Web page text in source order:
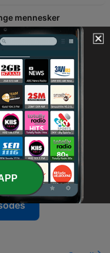
mennesker
I denne episode af 'Borgerligt Tabloid' møder vi 'Baronen af Øresund', en anonym profil på X, der retter skarp kritik mod dansk ulandsbistand. Gæsten gennemgår specifikke eksempler på puljeordninger under Udenrigsministeriet og stiller spørgsmålstegn ved de økonomiske prioriteringer i projekter relateret til blandt andet Sex & Samfund og bevarelse af orangutanger. Samtalen uddyber kritikken af de ideologiske vinkler i tildelinger til NGO'er samt det tætte netværk mellem politikere og civilsamfundsorganisationer. Der argumenteres for en reform af bistandsmodellen, herunder et forslag om at erstatte den faste udviklingsbistand med en akut katastrofehjælpsfond, der kan indsætte ressourcer ved behov frem for de nuværende langsigtede prioriteringer.
Politiken
I denne episode diskuterer Joachim B. Åsen og Markus Rubin truslen fra islamistisk terror i Europa, med særligt fokus på spændingsfeltet mellem sikkerhed og frihedsrettigheder. Diskussionen belyser de komplekse sammenhænge mellem terrorisme, indvandring og socioøkonomiske faktorer. Debatten udforsker, om udfordringer som kriminalitet og integration skyldes kulturelle forskelle eller økonomisk ulighed. Deltagerne diskuterer desuden behovet for proportionalitet i den offentlige debat og hvordan det danske samfund kan bevare sin identitet i en verden præget af globale konflikter og skiftende sikkerhedspolitiske balancer.
på grund
Martin Thorborg deler sine personlige og økonomiske erfaringer med skattevæsenet, fra tidlige møder med uretfærdige afgifter til de hårde konsekvenser under dotcom-krakket. Samtalen belyser en voksende mistillid til staten, drevet af oplevelser med vilkårlige skattekrav og følelsen af at blive behandlet som mistænkelig. Diskussionen dykker ned i de systemiske problemer i det danske skattesystem, herunder manglende ansvarlighed, fejlbehæftede IT-systemer og en kultur, der prioriterer indtægter over retssikkerhed. Deltagerne advarer om, at denne udvikling kan underminere den sociale sammenhængskraft og svække Danmarks evne til at tiltrække talenter.